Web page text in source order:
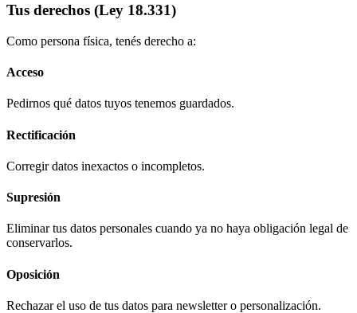
Tus derechos (Ley 18.331)
Como persona física, tenés derecho a:
Acceso
Pedirnos qué datos tuyos tenemos guardados.
Rectificación
Corregir datos inexactos o incompletos.
Supresión
Eliminar tus datos personales cuando ya no haya obligación legal de
conservarlos.
Oposición
Rechazar el uso de tus datos para newsletter o personalización.